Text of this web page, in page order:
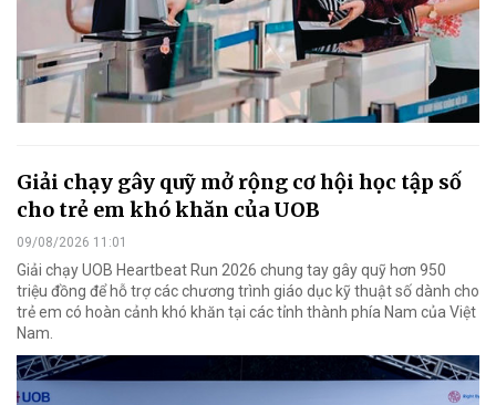
Giải chạy gây quỹ mở rộng cơ hội học tập số
cho trẻ em khó khăn của UOB
09/08/2026 11:01
Giải chạy UOB Heartbeat Run 2026 chung tay gây quỹ hơn 950
triệu đồng để hỗ trợ các chương trình giáo dục kỹ thuật số dành cho
trẻ em có hoàn cảnh khó khăn tại các tỉnh thành phía Nam của Việt
Nam.